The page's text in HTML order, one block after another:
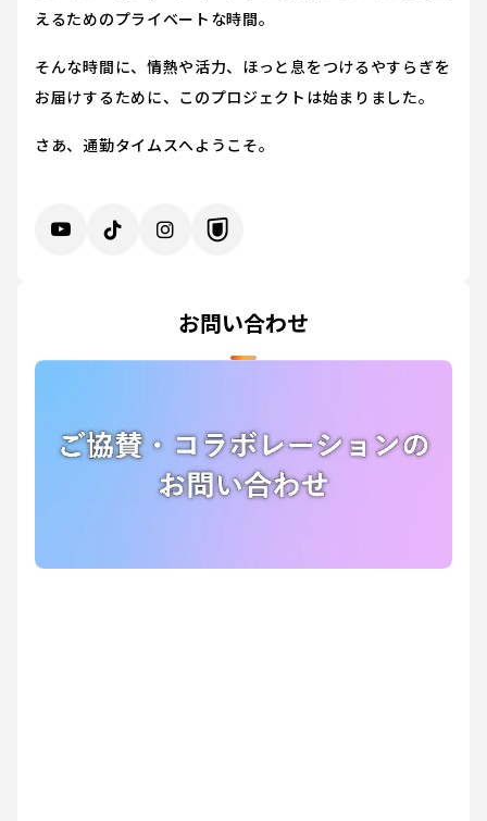
えるためのプライベートな時間。
そんな時間に、情熱や活力、ほっと息をつけるやすらぎを
お届けするために、このプロジェクトは始まりました。
さあ、通勤タイムスへようこそ。
お問い合わせ